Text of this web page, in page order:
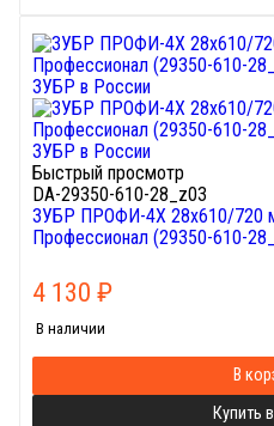
Быстрый просмотр
DA-29350-610-28_z03
ЗУБР ПРОФИ-4Х 28x610/720
Профессионал (29350-610-
4 130 ₽
В наличии
В
Купить